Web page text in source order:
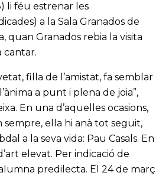
li féu estrenar les
a la Sala Granados de
quan Granados rebia la visita
cantar.
filla de l’amistat, fa semblar
a punt i plena de joia”,
En una d’aquelles ocasions,
sempre, ella hi anà tot seguit,
a la seva vida: Pau Casals. En
elevat. Per indicació de
predilecta. El 24 de març